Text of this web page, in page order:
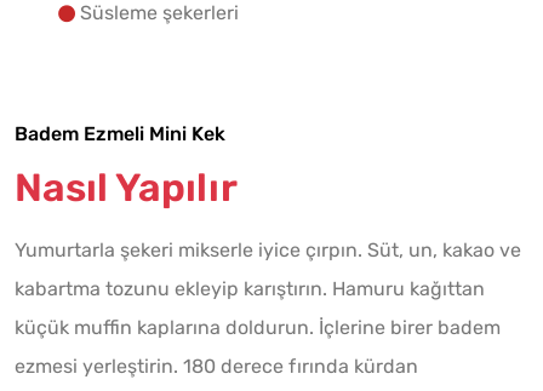
Süsleme şekerleri
Badem Ezmeli Mini Kek
Nasıl Yapılır
Yumurtarla şekeri mikserle iyice çırpın. Süt, un, kakao ve
kabartma tozunu ekleyip karıştırın. Hamuru kağıttan
küçük muffin kaplarına doldurun. İçlerine birer badem
ezmesi yerleştirin. 180 derece fırında kürdan